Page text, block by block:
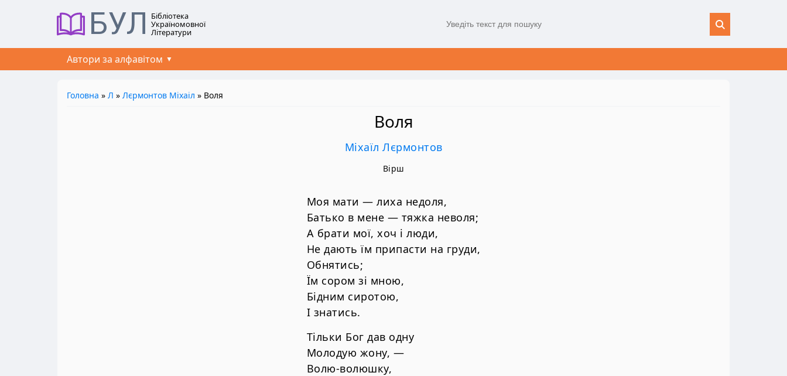
БУЛ Бібліотека
Україномовної
Літератури
Автори за алфавітом
Головна » Л » Лєрмонтов Міхаіл » Воля
Воля
Міхаїл Лєрмонтов
Вірш
Моя мати — лиха недоля,
Батько в мене — тяжка неволя;
А брати мої, хоч і люди,
Не дають їм припасти на груди,
Обнятись;
Їм сором зі мною,
Бідним сиротою,
І знатись.
Тільки Бог дав одну
Молодую жону, —
Волю-волюшку,